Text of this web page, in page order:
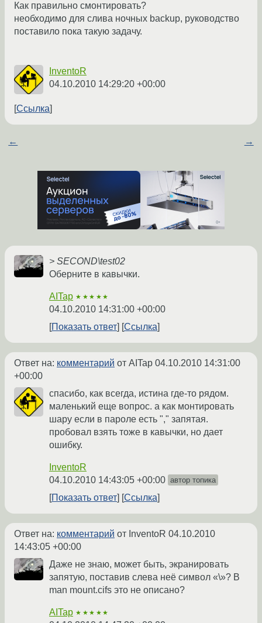
Как правильно смонтировать?
необходимо для слива ночных backup, руководство
поставило пока такую задачу.
InventoR
04.10.2010 14:29:20 +00:00
Ссылка
← →
> SECOND\test02
Оберните в кавычки.
AITap ★★★★★
04.10.2010 14:31:00 +00:00
Показать ответ
Ссылка
Ответ на: комментарий от AITap 04.10.2010 14:31:00
+00:00
спасибо, как всегда, истина где-то рядом.
маленький еще вопрос. а как монтировать
шару если в пароле есть "," запятая.
пробовал взять тоже в кавычки, но дает
ошибку.
InventoR
04.10.2010 14:43:05 +00:00 автор топика
Показать ответ Ссылка
Ответ на: комментарий от InventoR 04.10.2010
14:43:05 +00:00
Даже не знаю, может быть, экранировать
запятую, поставив слева неё символ «\»? В
man mount.cifs это не описано?
AITap ★★★★★